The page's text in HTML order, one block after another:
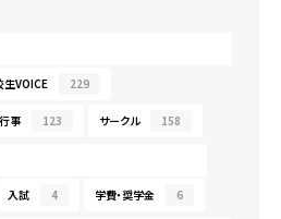
生VOICE 229
事 123 サークル 158
入試 4 学費・奨学金 6